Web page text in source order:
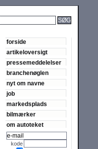
SØG
forside
artikeloversigt
pressemeddelelser
branchenøglen
nyt om navne
job
markedsplads
bilmærker
om autoteket
kode